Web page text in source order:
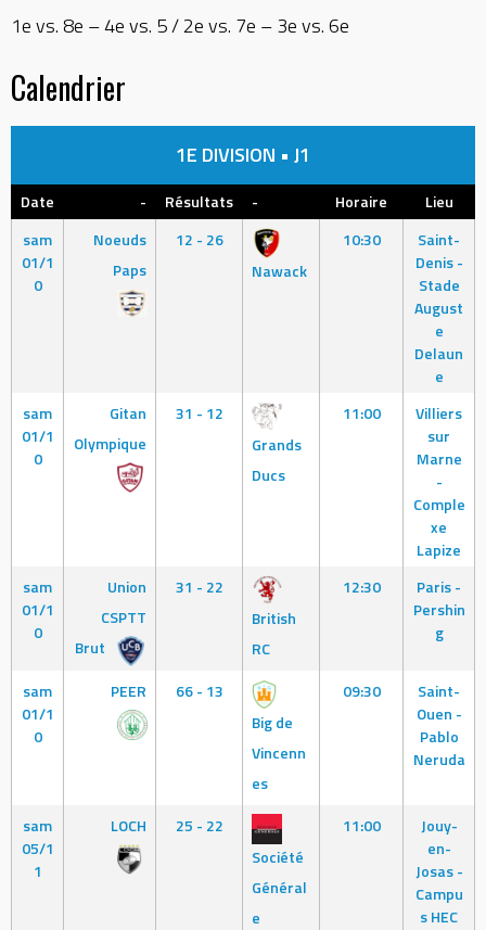
1e vs. 8e – 4e vs. 5 / 2e vs. 7e – 3e vs. 6e
Calendrier
1E DIVISION • J1
Date - Résultats - Horaire
Lieu
sam
01/1
0
Noeuds
Paps
12 - 26
Nawack
10:30
Saint-
Denis -
Stade
August
e
Delaun
e
sam
01/1
0
Gitan
Olympique
31 - 12
Grands
Ducs
11:00
Villiers
sur
Marne
-
Comple
xe
Lapize
sam
01/1
0
Union
CSPTT
Brut
31 - 22
British
RC
12:30
Paris -
Pershin
g
sam
01/1
0
PEER
66 - 13
Big de
Vincenn
es
09:30
Saint-
Ouen -
Pablo
Neruda
sam
05/1
1
LOCH
25 - 22
Société
Général
e
11:00
Jouy-
en-
Josas -
Campu
s HEC